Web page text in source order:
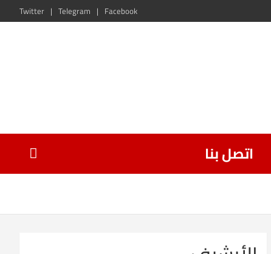
Facebook
Telegram
Twitter
اتصل بنا